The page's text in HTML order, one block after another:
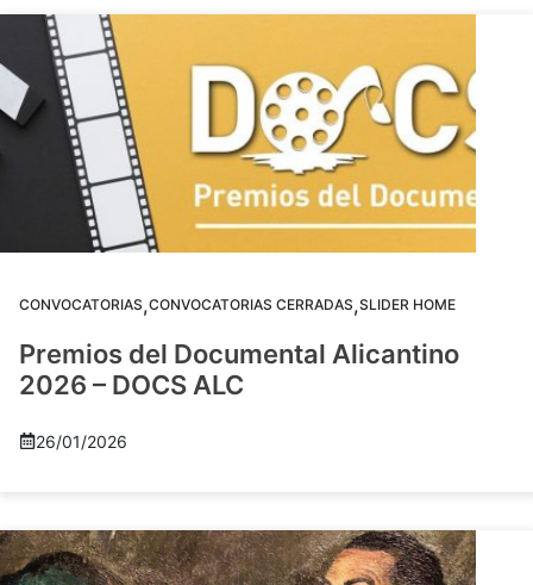
CONVOCATORIAS,CONVOCATORIAS CERRADAS,SLIDER HOME
Premios del Documental Alicantino
2026 – DOCS ALC
26/01/2026